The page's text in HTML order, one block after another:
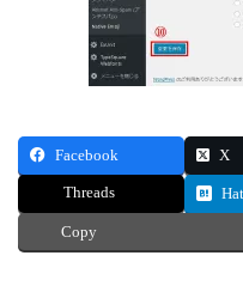
Facebook X
Threads
Copy